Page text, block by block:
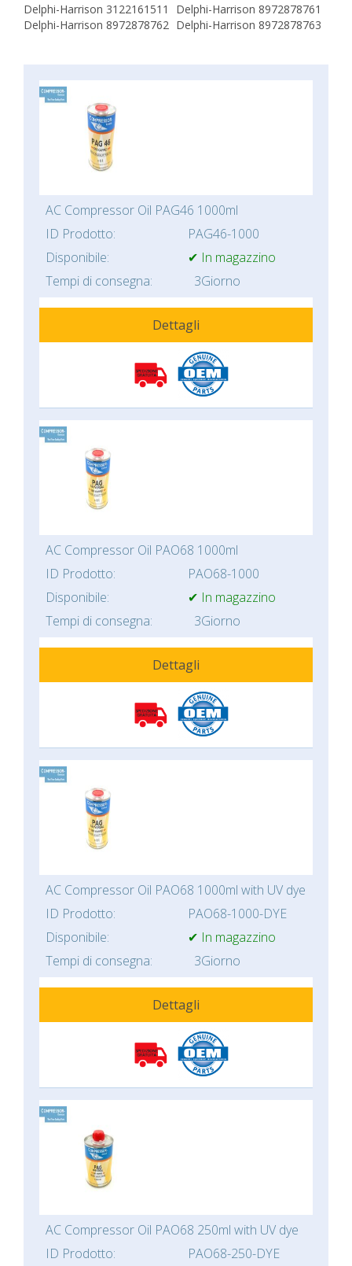
Delphi-Harrison 3122161511
Delphi-Harrison 8972878761
Delphi-Harrison 8972878762 Delphi-Harrison 8972878763
AC Compressor Oil PAG46 1000ml
ID Prodotto:
PAG46-1000
Disponibile:
✔ In magazzino
Tempi di consegna:
3Giorno
Dettagli
AC Compressor Oil PAO68 1000ml
ID Prodotto:
PAO68-1000
Disponibile:
✔ In magazzino
Tempi di consegna:
3Giorno
Dettagli
AC Compressor Oil PAO68 1000ml with UV dye
ID Prodotto:
PAO68-1000-DYE
Disponibile:
✔ In magazzino
Tempi di consegna:
3Giorno
Dettagli
AC Compressor Oil PAO68 250ml with UV dye
ID Prodotto:
PAO68-250-DYE